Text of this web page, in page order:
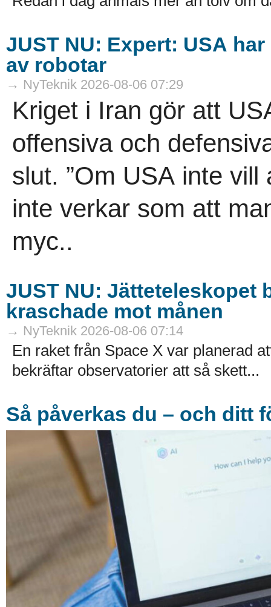
JUST NU: Expert: USA
av robotar
→ NyTeknik 2026-08-06 07:29
Kriget i Iran gör att
offensiva och
slut. ”Om USA inte
inte verkar som att
myc..
JUST NU: Jätteteleskopet
kraschade mot månen
→ NyTeknik 2026-08-06 07:14
En raket från Space X var planerad
bekräftar observatorier att så skett...
Så påverkas du – och ditt